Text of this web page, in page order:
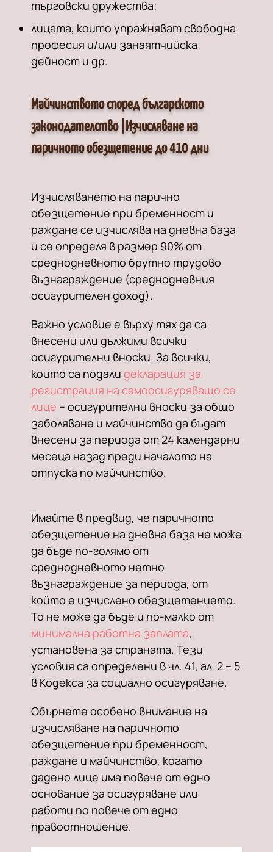
търговски дружества;
лицата, които упражняват свободна
професия и/или занаятчийска
дейност и др.
Майчинството според българското
законодателство |Изчисляване на
паричното обезщетение до 410 дни
Изчисляването на парично
обезщетение при бременност и
раждане се изчислява на дневна база
и се определя в размер 90% от
среднодневното брутно трудово
възнаграждение (среднодневния
осигурителен доход).
Важно условие е върху тях да са
внесени или дължими всички
осигурителни вноски. За всички,
които са подали декларация за
регистрация на самоосигуряващо се
лице – осигурителни вноски за общо
заболяване и майчинство да бъдат
внесени за периода от 24 календарни
месеца назад преди началото на
отпуска по майчинство.
Имайте в предвид, че паричното
обезщетение на дневна база не може
да бъде по-голямо от
среднодневното нетно
възнаграждение за периода, от
който е изчислено обезщетението.
То не може да бъде и по-малко от
минимална работна заплата,
установена за страната. Тези
условия са определени в чл. 41, ал. 2 – 5
в Кодекса за социално осигуряване.
Обърнете особено внимание на
изчисляване на паричното
обезщетение при бременност,
раждане и майчинство, когато
дадено лице има повече от едно
основание за осигуряване или
работи по повече от едно
правоотношение.